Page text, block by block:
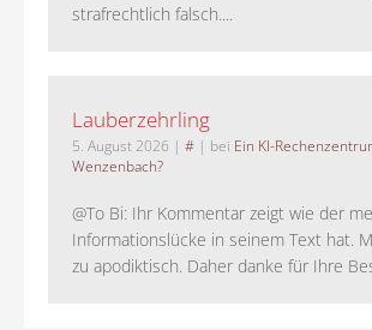
strafrechtlich falsch....
Lauberzehrling
5. August 2026 | # | bei Ein KI-
Wenzenbach?
@To Bi: Ihr Kommentar zeigt wie der
Informationslücke in seinem Text hat.
zu apodiktisch. Daher danke für Ihre